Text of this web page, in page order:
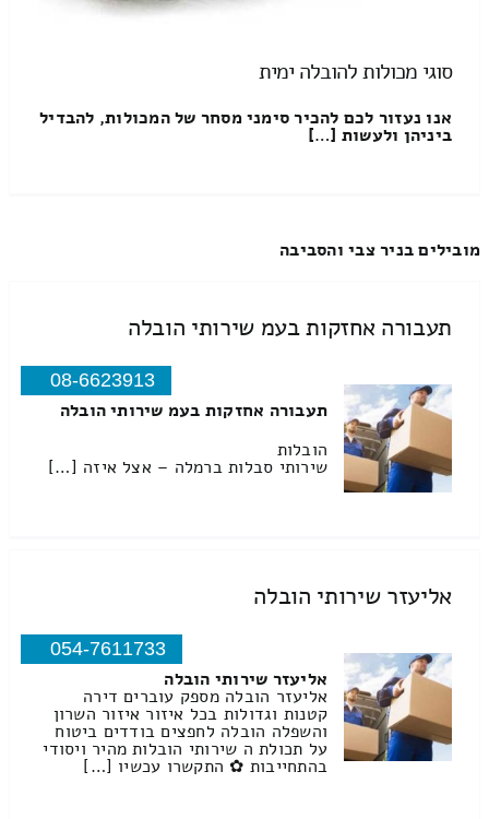
סוגי מכולות להובלה ימית
אנו נעזור לכם להכיר סימני מסחר של המכולות, להבדיל
ביניהן ולעשות […]
מובילים בניר צבי והסביבה
תעבורה אחזקות בעמ שירותי הובלה
08-6623913
תעבורה אחזקות בעמ שירותי הובלה
הובלות
שירותי סבלות ברמלה – אצל איזה […]
אליעזר שירותי הובלה
054-7611733
אליעזר שירותי הובלה
אליעזר הובלה מספק עוברים דירה
קטנות וגדולות בכל איזור איזור השרון
והשפלה הובלה לחפצים בודדים ביטוח
על תכולת ה שירותי הובלות מהיר ויסודי
בהתחייבות ✿ התקשרו עכשיו […]